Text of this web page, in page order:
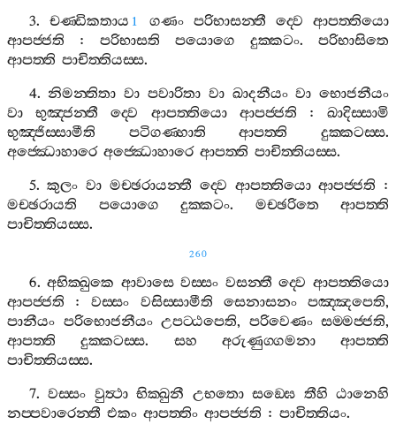
3. චණ‍්ඩිකතාය 1 ගණං පරිභාසන‍්තී ද‍්වෙ
ආපත‍්තියො
ආපජ‍්ජති : පරිභාසති පයොගෙ දුක‍්කටං. පරිභාසිතෙ
ආපත‍්ති පාචිත‍්තියස‍්ස.
4.නිමන‍්තිතා වා පවාරිතා වා ඛාදනීයං වා භොජනීයං
වා
භුඤ‍්ජන‍්තී ද‍්වෙ ආපත‍්තියො ආපජ‍්ජති :ඛාදිස‍්සාමි
භුඤ‍්ජිස‍්සාමීති
පටිගණ‍්හාති ආපත‍්ති දුක‍්කටස‍්ස.
අජ‍්ඣොහාරෙ අජ‍්ඣොහාරෙ ආපත‍්ති පාචිත‍්තියස‍්ස.
5.කුලං වා මච‍්ඡරායන‍්තී ද‍්වෙ ආපත‍්තියො ආපජ‍්ජති :
මච‍්ඡරායති
පයොගෙ දුක‍්කටං. මච‍්ඡරිතෙ
ආපත‍්ති
පාචිත‍්තියස‍්ස.
260
6.අභික‍්ඛුකෙ ආවාසෙ වස‍්සං වසන‍්තී ද‍්වෙ ආපත‍්තියො
ආපජ‍්ජති :වස‍්සං වසිස‍්සාමීති සෙනාසනං පඤ‍්ඤපෙති,
පානීයං පරිභොජනීයං උපට‍්ඨපෙති, පරිවෙණං සම‍්මජ‍්ජති,
ආපත‍්ති
දුක‍්කටස‍්ස. සහ අරුණුග‍්ගමනා
ආපත‍්ති
පාචිත‍්තියස‍්ස.
7.වස‍්සං වුත්‍ථා භික‍්ඛුනී උභතො සඞ‍්ඝෙ තීහි ඨානෙහි
නප‍්පවාරෙන‍්තී එකං ආපත‍්තිං ආපජ‍්ජති : පාචිත‍්තියං.